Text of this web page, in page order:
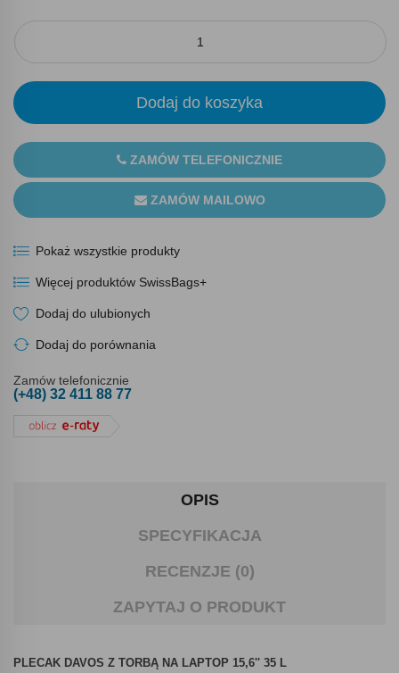
Dodaj do koszyka
ZAMÓW TELEFONICZNIE
ZAMÓW MAILOWO
Pokaż wszystkie produkty
Więcej produktów SwissBags+
Dodaj do ulubionych
Dodaj do porównania
Zamów telefonicznie
(+48) 32 411 88 77
OPIS
SPECYFIKACJA
RECENZJE (0)
ZAPYTAJ O PRODUKT
PLECAK DAVOS Z TORBĄ NA LAPTOP 15,6'' 35 L